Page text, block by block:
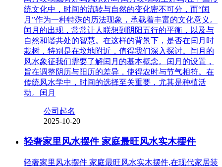
统文化中，时间的流转与自然的变化密不可分，而“闰
月”作为一种特殊的历法现象，承载着丰富的文化意义。
闰月的出现，常常让人联想到阴阳五行的平衡，以及与
自然和谐共处的智慧。在这样的背景下，是否在闰月时
栽树，特别是在坟地附近，值得我们深入探讨。闰月的
风水象征我们需要了解闰月的基本概念。闰月的设置，
旨在调整阴历与阳历的差异，使得农时与节气相符。在
传统风水学中，时间的选择至关重要，尤其是种植活
动。闰月
公司起名
2025-10-20
轻奢家里风水摆件 家庭最旺风水实木摆件
轻奢家里风水摆件 家庭最旺风水实木摆件,在现代家居装